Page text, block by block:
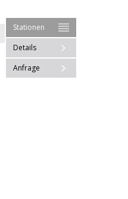
Stationen
Details
Anfrage